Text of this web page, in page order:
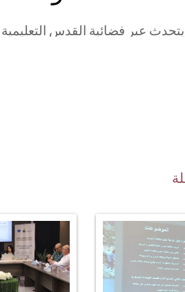
عبر فضائية القدس